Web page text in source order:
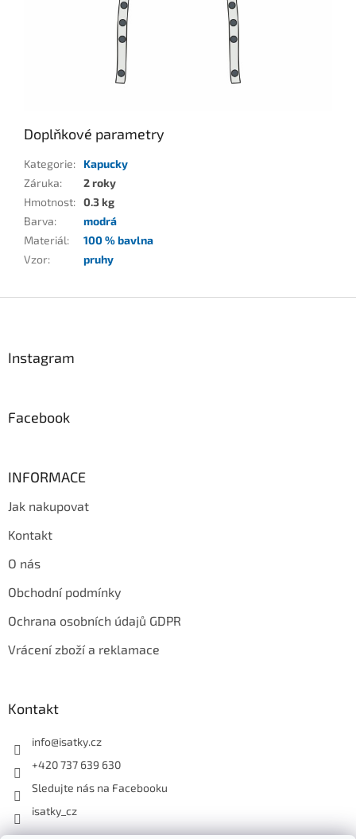
Doplňkové parametry
Kategorie:
Kapucky
Záruka:
2 roky
Hmotnost: 0.3 kg
Barva:
modrá
Materiál:
100 % bavlna
Vzor: pruhy
Instagram
Facebook
INFORMACE
Jak nakupovat
Kontakt
O nás
Obchodní podmínky
Ochrana osobních údajů GDPR
Vrácení zboží a reklamace
Kontakt
info@isatky.cz
+420 737 639 630
Sledujte nás na Facebooku
isatky_cz